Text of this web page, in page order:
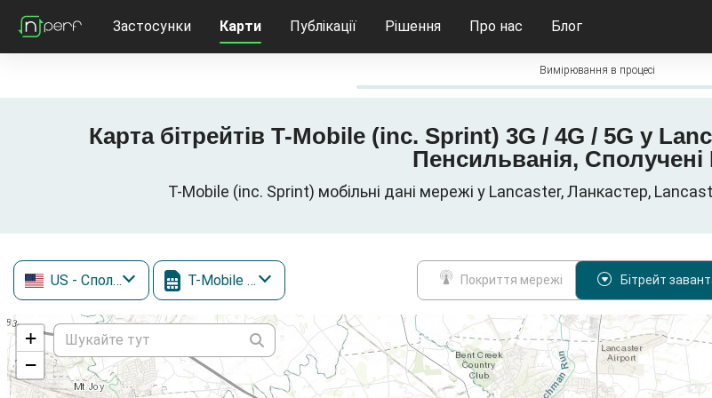
Застосунки Карти Публікації Рішення Про нас Блог
Вимірювання в процесі
Карта бітрейтів T-Mobile (inc. Sprint) 3G / 4G / 5G у
Пенсильванія,
T-Mobile (inc. Sprint) мобільні дані мережі у Lancaster, Ланкастер,
US - Сполучені Штати T-Mobile (inc. Sprint) Покриття мережі Бітрейт
+
−